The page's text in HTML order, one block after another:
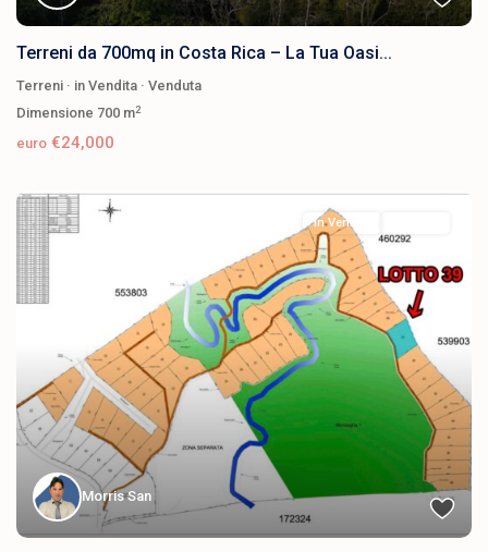
Terreni da 700mq in Costa Rica – La Tua Oasi...
Terreni · in Vendita · Venduta
Dimensione 700 m2
euro €24,000
in Vendita
Morris San